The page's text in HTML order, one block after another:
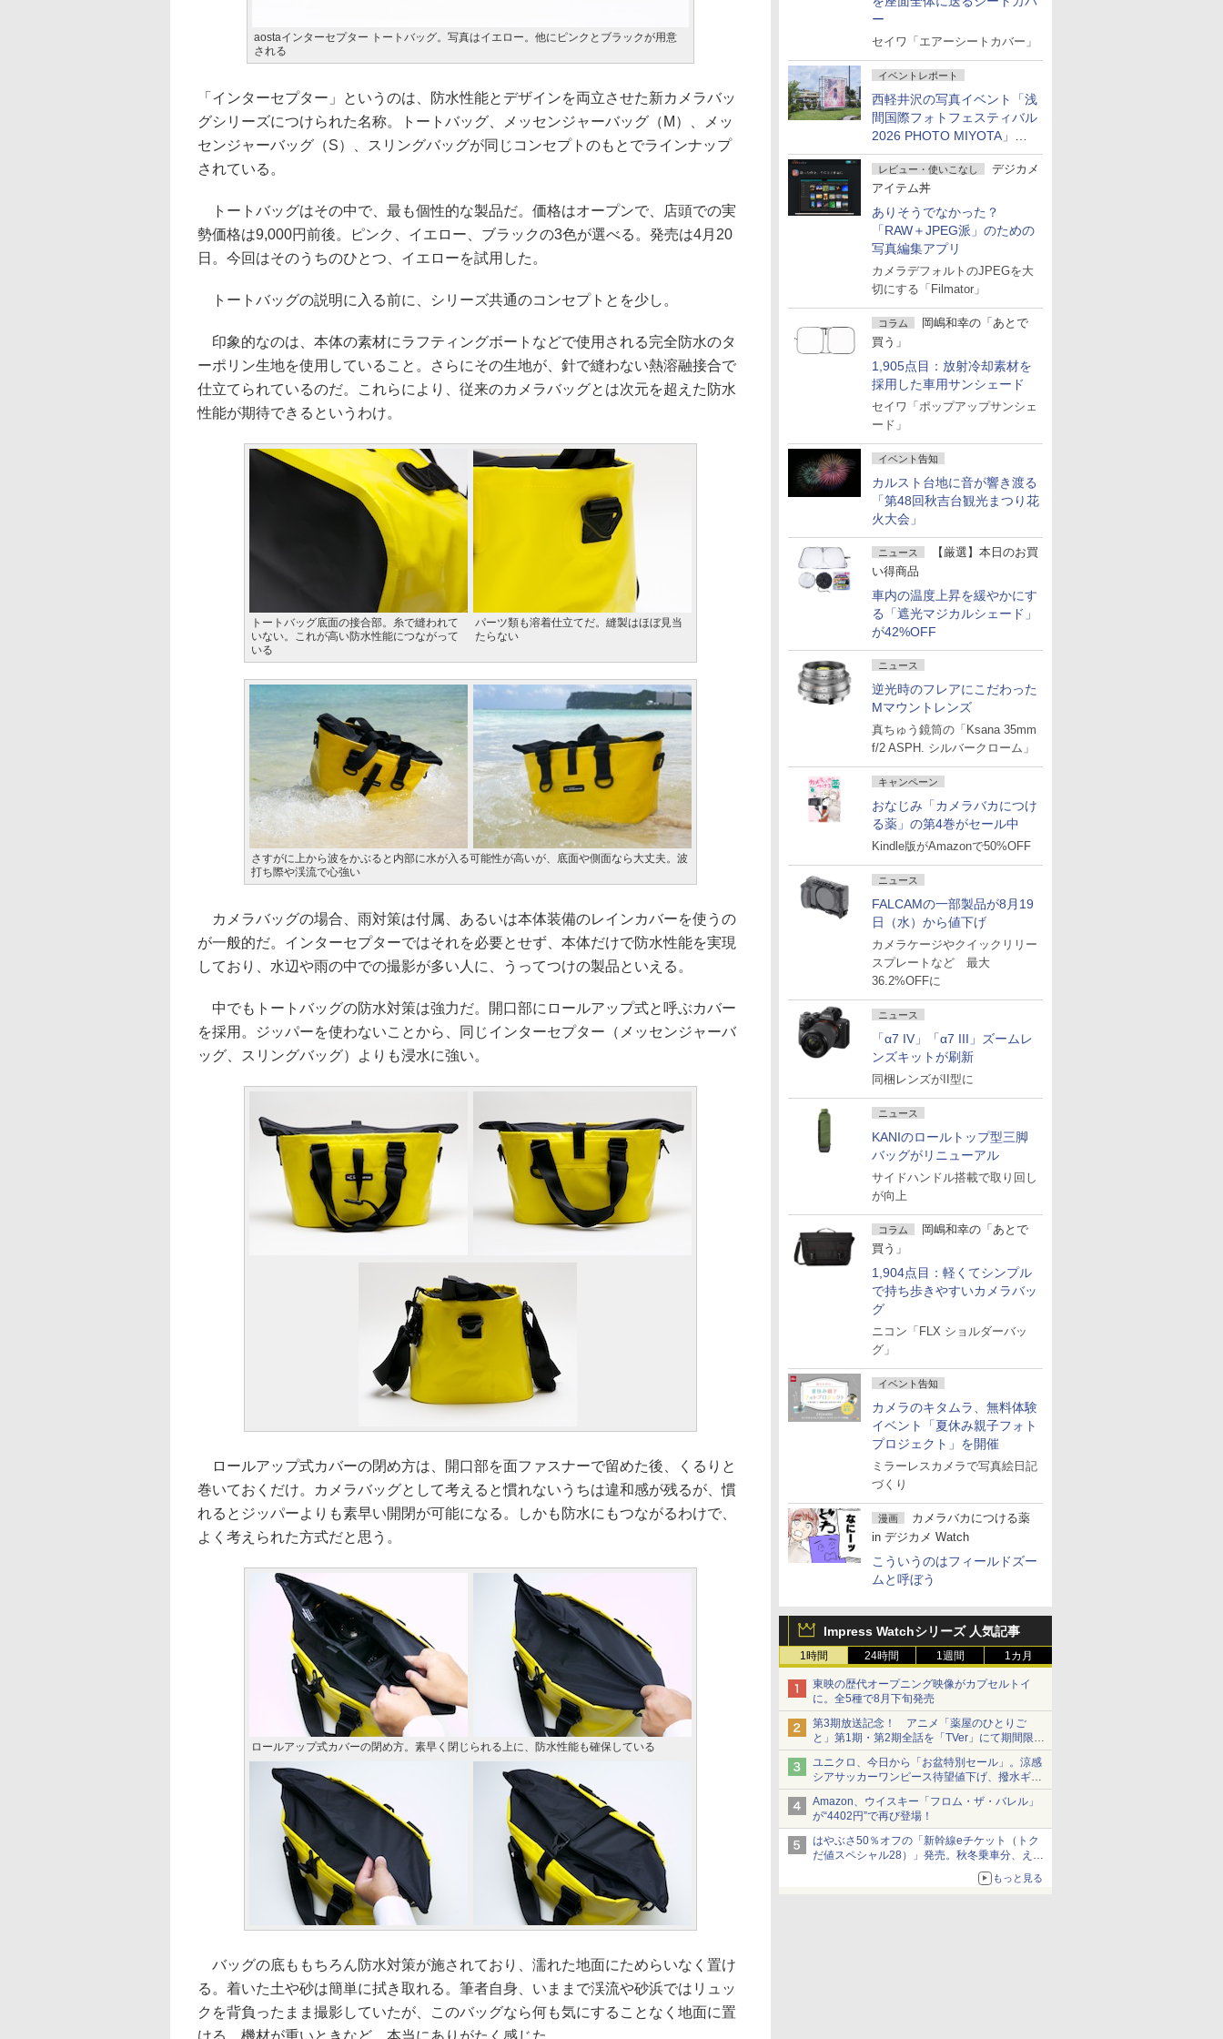
ー
セイワ「エアーシートカバー」
イベントレポート
西軽井沢の写真イベント「浅
間国際フォトフェスティバル
2026 PHOTO MIYOTA」が
開幕
レビュー・使いこなし
デジカメ
アイテム丼
ありそうでなかった？
「RAW＋JPEG派」のための
写真編集アプリ
カメラデフォルトのJPEGを大
切にする「Filmator」
コラム
岡嶋和幸の「あとで
買う」
1,905点目：放射冷却素材を
採用した車用サンシェード
セイワ「ポップアップサンシェ
ード」
イベント告知
カルスト台地に音が響き渡る
「第48回秋吉台観光まつり花
火大会」
ニュース
【厳選】本日のお買
い得商品
車内の温度上昇を緩やかにす
る「遮光マジカルシェード」
が42%OFF
ニュース
逆光時のフレアにこだわった
Mマウントレンズ
真ちゅう鏡筒の「Ksana 35mm
f/2 ASPH. シルバークローム」
キャンペーン
おなじみ「カメラバカにつけ
る薬」の第4巻がセール中
Kindle版がAmazonで50%OFF
ニュース
FALCAMの一部製品が8月19
日（水）から値下げ
カメラケージやクイックリリー
スプレートなど 最大
36.2%OFFに
ニュース
「α7 IV」「α7 III」ズームレ
ンズキットが刷新
同梱レンズがII型に
ニュース
KANIのロールトップ型三脚
バッグがリニューアル
サイドハンドル搭載で取り回し
が向上
コラム
岡嶋和幸の「あとで
買う」
1,904点目：軽くてシンプル
で持ち歩きやすいカメラバッ
グ
ニコン「FLX ショルダーバッ
グ」
イベント告知
カメラのキタムラ、無料体験
イベント「夏休み親子フォト
プロジェクト」を開催
ミラーレスカメラで写真絵日記
づくり
漫画
カメラバカにつける薬
in デジカメ Watch
こういうのはフィールドズー
ムと呼ぼう
Impress Watchシリーズ 人気記事
1時間 24時間 1週間 1カ月
東映の歴代オープニング映像がカプセルトイ
に。全5種で8月下旬発売
第3期放送記念！ アニメ「薬屋のひとりご
と」第1期・第2期全話を「TVer」にて期間限定
で順次無料配信開始
ユニクロ、今日から「お盆特別セール」。涼感
シアサッカーワンピース待望値下げ、撥水ギア
ショーツは1990円に
Amazon、ウイスキー「フロム・ザ・バレル」
が“4402円”で再び登場！
はやぶさ50％オフの「新幹線eチケット（トク
だ値スペシャル28）」発売。秋冬乗車分、えき
もっと見る
aostaインターセプター トートバッグ。写真はイエロー。他にピンクとブラックが用意
される
「インターセプター」というのは、防水性能とデザインを両立させた新カメラバッ
グシリーズにつけられた名称。トートバッグ、メッセンジャーバッグ（M）、メッ
センジャーバッグ（S）、スリングバッグが同じコンセプトのもとでラインナップ
されている。
トートバッグはその中で、最も個性的な製品だ。価格はオープンで、店頭での実
勢価格は9,000円前後。ピンク、イエロー、ブラックの3色が選べる。発売は4月20
日。今回はそのうちのひとつ、イエローを試用した。
トートバッグの説明に入る前に、シリーズ共通のコンセプトとを少し。
印象的なのは、本体の素材にラフティングボートなどで使用される完全防水のタ
ーポリン生地を使用していること。さらにその生地が、針で縫わない熱溶融接合で
仕立てられているのだ。これらにより、従来のカメラバッグとは次元を超えた防水
性能が期待できるというわけ。
トートバッグ底面の接合部。糸で縫われて
いない。これが高い防水性能につながって
いる
パーツ類も溶着仕立てだ。縫製はほぼ見当
たらない
さすがに上から波をかぶると内部に水が入る可能性が高いが、底面や側面なら大丈夫。波
打ち際や渓流で心強い
カメラバッグの場合、雨対策は付属、あるいは本体装備のレインカバーを使うの
が一般的だ。インターセプターではそれを必要とせず、本体だけで防水性能を実現
しており、水辺や雨の中での撮影が多い人に、うってつけの製品といえる。
中でもトートバッグの防水対策は強力だ。開口部にロールアップ式と呼ぶカバー
を採用。ジッパーを使わないことから、同じインターセプター（メッセンジャーバ
ッグ、スリングバッグ）よりも浸水に強い。
ロールアップ式カバーの閉め方は、開口部を面ファスナーで留めた後、くるりと
巻いておくだけ。カメラバッグとして考えると慣れないうちは違和感が残るが、慣
れるとジッパーよりも素早い開閉が可能になる。しかも防水にもつながるわけで、
よく考えられた方式だと思う。
ロールアップ式カバーの閉め方。素早く閉じられる上に、防水性能も確保している
バッグの底ももちろん防水対策が施されており、濡れた地面にためらいなく置け
る。着いた土や砂は簡単に拭き取れる。筆者自身、いままで渓流や砂浜ではリュッ
クを背負ったまま撮影していたが、このバッグなら何も気にすることなく地面に置
ける。機材が重いときなど、本当にありがたく感じた。